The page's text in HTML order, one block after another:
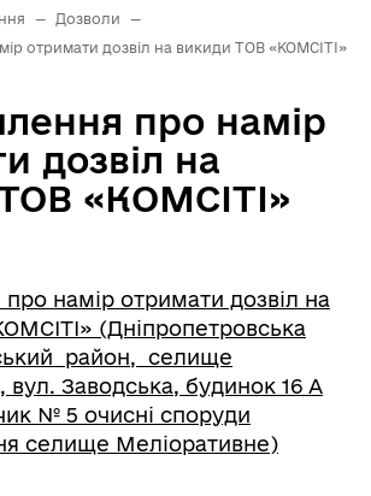
— Дозволи
—
отримати дозвіл на викиди ТОВ «КОМСІТІ»
про намір
дозвіл на
«КОМСІТІ»
намір отримати дозвіл на
(Дніпропетровська
район, селище
вул. Заводська, будинок 16 А
№ 5 очисні споруди
селище Меліоративне)